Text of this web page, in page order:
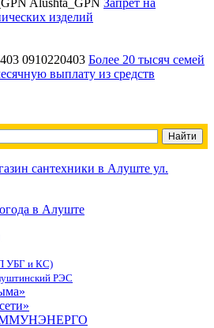
Alushta_GPN Запрет на
изделий
0910220403 Более 20 тысяч семей
выплату из средств
УБГ и КС)
РЭС